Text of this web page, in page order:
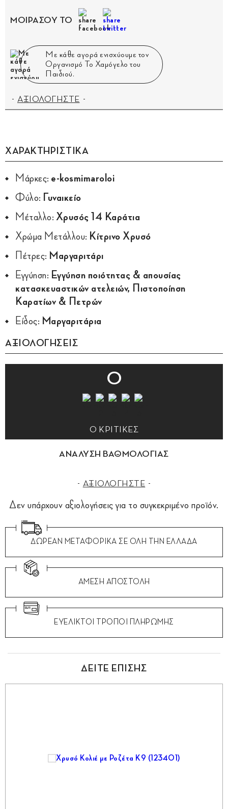
ΜΟΙΡΑΣΟΥ ΤΟ
Με κάθε αγορά ενισχύουμε τον
Οργανισμό Το Χαμόγελο του
Παιδιού.
ΑΞΙΟΛΟΓΗΣΤΕ
ΧΑΡΑΚΤΗΡΙΣΤΙΚΑ
Μάρκες: e-kosmimaroloi
Φύλο:
Γυναικείο
Μέταλλο: Χρυσός 14 Καράτια
Χρώμα Μετάλλου: Κίτρινο Χρυσό
Πέτρες: Μαργαριτάρι
Εγγύηση: Εγγύηση ποιότητας & απουσίας
κατασκευαστικών ατελειών, Πιστοποίηση
Καρατίων & Πετρών
Είδος: Μαργαριτάρια
ΑΞΙΟΛΟΓΗΣΕΙΣ
0
0 ΚΡΙΤΙΚΕΣ
ΑΝΑΛΥΣΗ ΒΑΘΜΟΛΟΓΙΑΣ
ΑΞΙΟΛΟΓΗΣΤΕ
Δεν υπάρχουν αξιολογήσεις για το συγκεκριμένο προϊόν.
ΔΩΡΕΑΝ ΜΕΤΑΦΟΡΙΚΑ ΣΕ ΟΛΗ ΤΗΝ ΕΛΛΑΔΑ
ΑΜΕΣΗ ΑΠΟΣΤΟΛΗ
ΕΥΕΛΙΚΤΟΙ ΤΡΟΠΟΙ ΠΛΗΡΩΜΗΣ
ΔΕΙΤΕ ΕΠΙΣΗΣ